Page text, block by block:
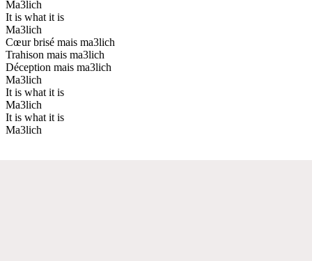
Ma3lich
It is what it is
Ma3lich
Cœur brisé mais ma3lich
Trahison mais ma3lich
Déception mais ma3lich
Ma3lich
It is what it is
Ma3lich
It is what it is
Ma3lich